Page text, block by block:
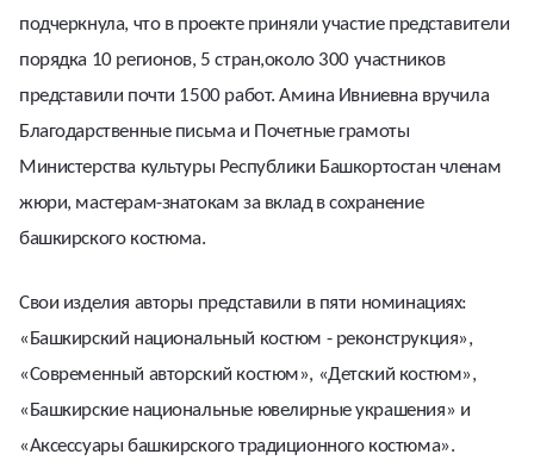
подчеркнула, что в проекте приняли участие представители
порядка 10 регионов, 5 стран,около 300 участников
представили почти 1500 работ. Амина Ивниевна вручила
Благодарственные письма и Почетные грамоты
Министерства культуры Республики Башкортостан членам
жюри, мастерам-знатокам за вклад в сохранение
башкирского костюма.
Свои изделия авторы представили в пяти номинациях:
«Башкирский национальный костюм - реконструкция»,
«Современный авторский костюм», «Детский костюм»,
«Башкирские национальные ювелирные украшения» и
«Аксессуары башкирского традиционного костюма».